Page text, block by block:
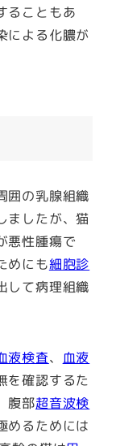
ることもあ
による化膿が
囲の乳腺組織
ましたが、猫
悪性腫瘍で
めにも細胞診
して病理組織
液検査、 血液
を確認するた
腹部超音波検
めるためには